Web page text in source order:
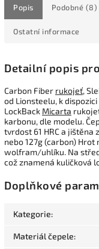
Popis Podobné (8)
Ostatní informace
Detailní popis
Carbon Fiber rukojeť,
od Lionsteelu, k
LockBack Micarta
karbonu, dle modelu.
tvrdost 61 HRC a jištěna
nebo 127g (carbon)
wolfram/uhlíku. Na
což znamená kuličková
Doplňkové
Kategorie:
Materiál čepele: